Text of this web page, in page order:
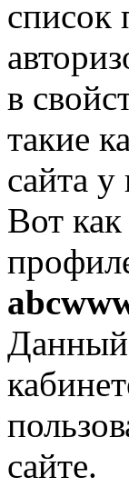
список
в
такие
сайта
Вот
Данный
сайте.